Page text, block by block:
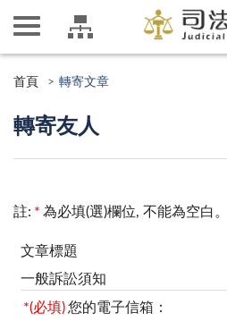
首頁 轉寄文章
轉寄友人
註: * 為必填(選)欄位, 不能為空白。
文章標題
一般訴訟須知
*(必填) 您的電子信箱：